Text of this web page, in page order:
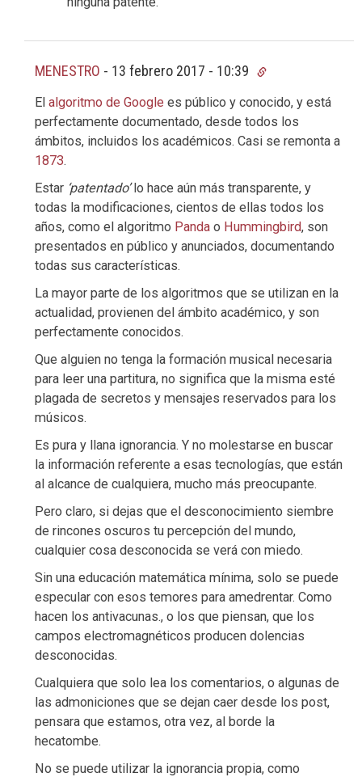
MENESTRO - 13 febrero 2017 - 10:39
El algoritmo de Google es público y conocido, y está
perfectamente documentado, desde todos los
ámbitos, incluidos los académicos. Casi se remonta a
1873.
Estar ‘patentado’lo hace aún más transparente, y
todas la modificaciones, cientos de ellas todos los
años, como el algoritmo Panda o Hummingbird, son
presentados en público y anunciados, documentando
todas sus características.
La mayor parte de los algoritmos que se utilizan en la
actualidad, provienen del ámbito académico, y son
perfectamente conocidos.
Que alguien no tenga la formación musical necesaria
para leer una partitura, no significa que la misma esté
plagada de secretos y mensajes reservados para los
músicos.
Es pura y llana ignorancia. Y no molestarse en buscar
la información referente a esas tecnologías, que están
al alcance de cualquiera, mucho más preocupante.
Pero claro, si dejas que el desconocimiento siembre
de rincones oscuros tu percepción del mundo,
cualquier cosa desconocida se verá con miedo.
Sin una educación matemática mínima, solo se puede
especular con esos temores para amedrentar. Como
hacen los antivacunas., o los que piensan, que los
campos electromagnéticos producen dolencias
desconocidas.
Cualquiera que solo lea los comentarios, o algunas de
las admoniciones que se dejan caer desde los post,
pensara que estamos, otra vez, al borde la
hecatombe.
No se puede utilizar la ignorancia propia, como